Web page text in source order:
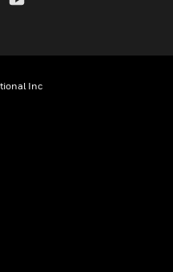
Inc